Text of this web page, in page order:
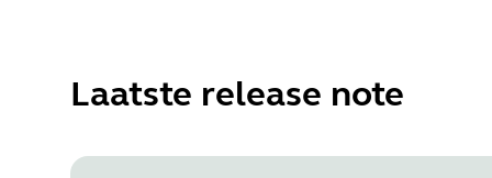
Laatste release note